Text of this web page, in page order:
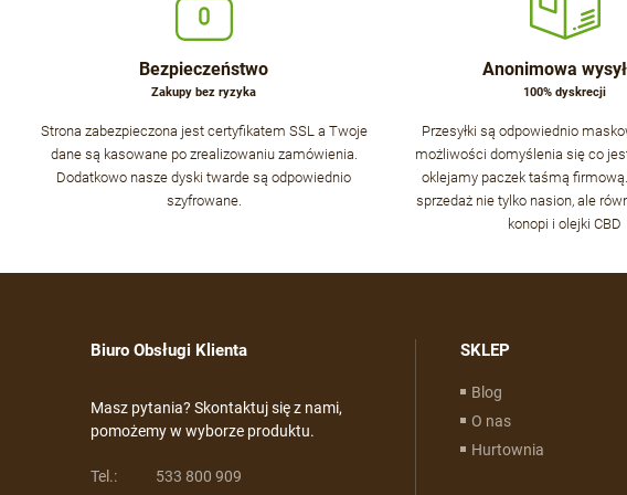
Bezpieczeństwo
Zakupy bez ryzyka
Strona zabezpieczona jest certyfikatem SSL a Twoje
dane są kasowane po zrealizowaniu zamówienia.
Dodatkowo nasze dyski twarde są odpowiednio
szyfrowane.
Anonimowa
100% dyskrecji
Przesyłki są odpowiednio
możliwości domyślenia się co
oklejamy paczek taśmą
sprzedaż nie tylko nasion, ale
konopi i olejki CBD
Biuro Obsługi Klienta
Masz pytania? Skontaktuj się z nami,
pomożemy w wyborze produktu.
Tel.: 533 800 909
SKLEP
Blog
O nas
Hurtownia